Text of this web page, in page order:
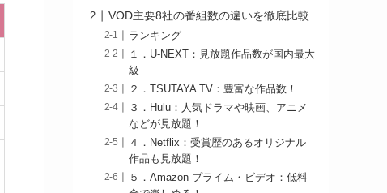
VOD主要8社の番組数の違いを徹底比較
ランキング
１．U-NEXT：見放題作品数が国内最大
級
２．TSUTAYA TV：豊富な作品数！
３．Hulu：人気ドラマや映画、アニメ
などが見放題！
４．Netflix：受賞歴のあるオリジナル
作品も見放題！
５．Amazon プライム・ビデオ：低料